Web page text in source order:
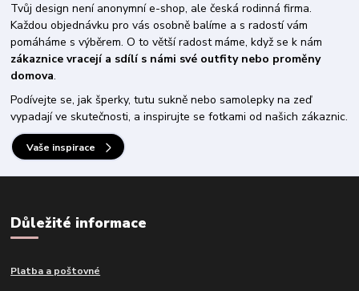
Tvůj design není anonymní e-shop, ale česká rodinná firma.
Každou objednávku pro vás osobně balíme a s radostí vám
pomáháme s výběrem. O to větší radost máme, když se k nám
zákaznice vracejí a sdílí s námi své outfity nebo proměny
domova.
Podívejte se, jak šperky, tutu sukně nebo samolepky na zeď
vypadají ve skutečnosti, a inspirujte se fotkami od našich zákaznic.
Vaše inspirace
Důležité informace
Platba a poštovné